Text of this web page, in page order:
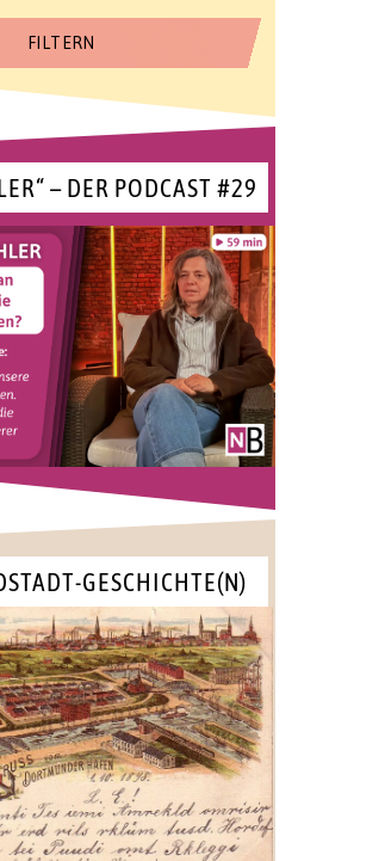
– DER PODCAST #29
GESCHICHTE(N)